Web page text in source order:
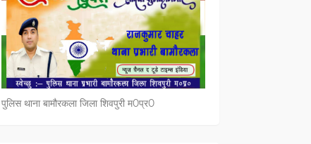
पुलिस थाना बामौरकला जिला शिवपुरी म0प्र0